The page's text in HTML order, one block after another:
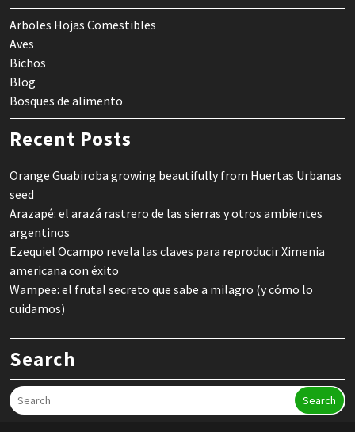
Arboles Hojas Comestibles
Aves
Bichos
Blog
Bosques de alimento
Recent Posts
Orange Guabiroba growing beautifully from Huertas Urbanas
seed
Arazapé: el arazá rastrero de las sierras y otros ambientes
argentinos
Ezequiel Ocampo revela las claves para reproducir Ximenia
americana con éxito
Wampee: el frutal secreto que sabe a milagro (y cómo lo
cuidamos)
Search
Search